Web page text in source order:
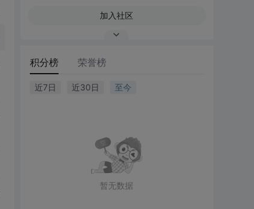
加入社区
积分榜 荣誉榜
近7日 近30日 至今
暂无数据